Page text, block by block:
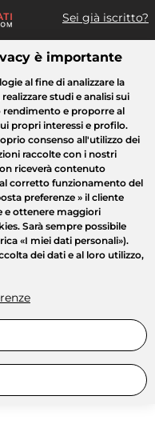
Sei già iscritto?
Elettrodomestici
è importante
al fine di analizzare la
studi e analisi sui
rendimento e proporre al
propri interessi e profilo.
consenso all'utilizzo dei
raccolte con i nostri
riceverà contenuto
corretto funzionamento del
preferenze » il cliente
e ottenere maggiori
Sarà sempre possibile
«I miei dati personali»).
dei dati e al loro utilizzo,